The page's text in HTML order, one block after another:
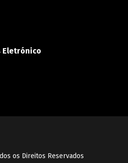
Eletrónico
os Direitos Reservados